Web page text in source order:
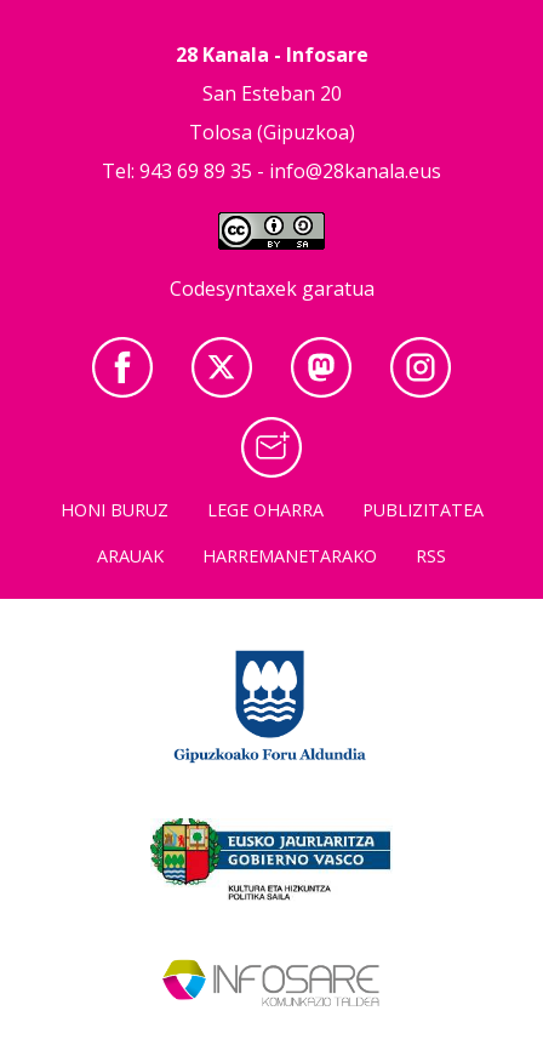
28 Kanala - Infosare
San Esteban 20
Tolosa (Gipuzkoa)
Tel: 943 69 89 35 - info@28kanala.eus
Codesyntaxek garatua
HONI BURUZ LEGE OHARRA
PUBLIZITATEA
ARAUAK
HARREMANETARAKO RSS